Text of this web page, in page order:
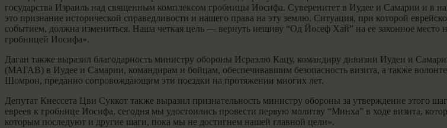
государства Израиль над священным комплексом гробницы Иосифа. Суверенитет в Иудее и Самарии и в
это признание исторической справедливости и нашего права на эту землю. Ситуация, при которой
событием, должна измениться. Наша четкая цель — вернуть иешиву “Од Йосеф Хай” на ее законное место
гробницей Иосифа».
Даган также выразил благодарность министру обороны Исраэлю Кацу, командиру дивизии Иудеи и
(МАГАВ) в Иудее и Самарии, командирам и бойцам, обеспечивавшим безопасность визита, а также
Шомрон, преданно сопровождающим эти поездки на протяжении многих лет.
Депутат Кнессета Цви Суккот также выразил признательность министру обороны за утверждение этого
евреев к гробнице Иосифа, сегодня мы удостоились провести первую молитву “Минха” в ходе визита,
которым последуют и другие шаги, пока мы не достигнем нашей главной цели».